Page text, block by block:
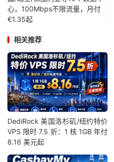
心，100Mbps不限流量，月付
€1.35起
相关推荐
DediRock 美国洛杉矶/纽约特价
VPS 限时 7.5 折：1 核 1GB 年付
8.16 美元起